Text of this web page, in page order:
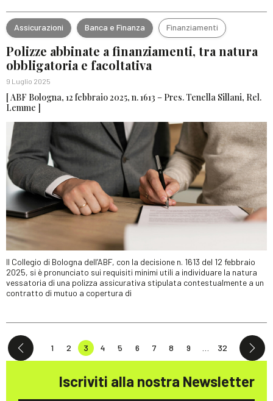
Assicurazioni Banca e Finanza Finanziamenti
Polizze abbinate a finanziamenti, tra natura
obbligatoria e facoltativa
9 Luglio 2025
[ ABF Bologna, 12 febbraio 2025, n. 1613 – Pres. Tenella Sillani, Rel.
Lemme ]
Il Collegio di Bologna dell’ABF, con la decisione n. 1613 del 12 febbraio
2025, si è pronunciato sui requisiti minimi utili a individuare la natura
vessatoria di una polizza assicurativa stipulata contestualmente a un
contratto di mutuo a copertura di
1 2 3 4 5 6 7 8 9 32
Iscriviti alla nostra Newsletter